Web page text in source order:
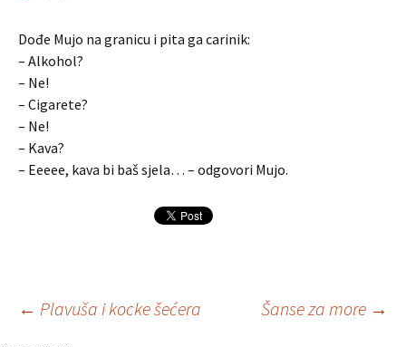
Dođe Mujo na granicu i pita ga carinik:
– Alkohol?
– Ne!
– Cigarete?
– Ne!
– Kava?
– Eeeee, kava bi baš sjela… – odgovori Mujo.
Navigacija
← Plavuša i kocke šećera Šanse za more →